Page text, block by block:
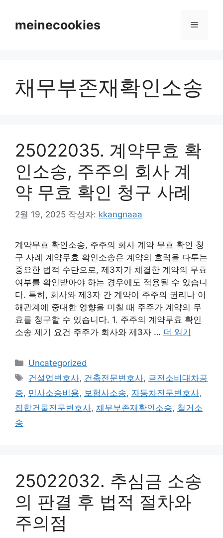
meinecookies 메
채무부존재확인소송
25022035. 계약무효 확
인소송, 주주의 회사 계
약 무효 확인 청구 사례
2월 19, 2025 작성자: kkangnaaa
계약무효 확인소송, 주주의 회사 계약 무효 확인 청
구 사례 계약무효 확인소송은 계약의 효력을 다투는
중요한 법적 수단으로, 제3자가 체결한 계약의 무효
여부를 확인받아야 하는 경우에도 적용될 수 있습니
다. 특히, 회사와 제3자 간 계약이 주주의 권리나 이
해관계에 중대한 영향을 미칠 때 주주가 계약의 무
효를 청구할 수 있습니다. 1. 주주의 계약무효 확인
소송 제기 요건 주주가 회사와 제3자 … 더 읽기
카
테
리
Uncategorized
태
그
건설업변호사, 건축전문변호사, 금전소비대차공
증, 민사소송비용, 보험사소송, 자동차전문변호사,
집합건물전문변호사, 채무부존재확인소송, 철거소
송
25022032. 추심금 소송
의 판결 후 법적 절차와
주의점